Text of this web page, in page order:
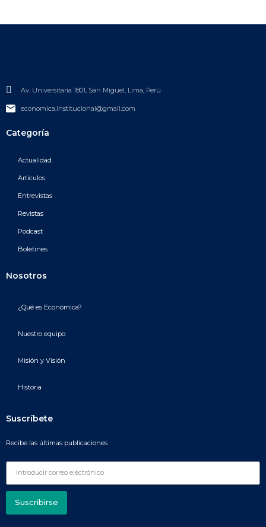
Av. Universitaria 1801, San Miguel, Lima, Perú
economica.institucional@gmail.com
Categoría
Actualidad
Artículos
Entrevistas
Revistas
Podcast
Boletines
Nosotros
¿Qué es Económica?
Nuestro equipo
Misión y Visión
Historia
Suscríbete
Recibe las últimas publicaciones
Suscribirse